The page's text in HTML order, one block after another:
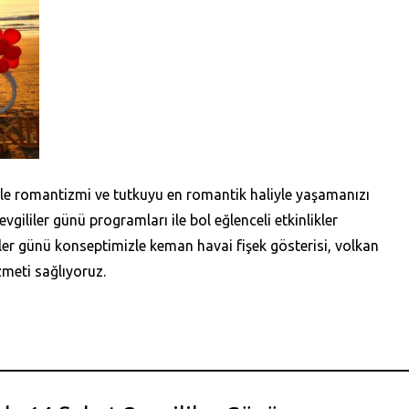
romantizmi ve tutkuyu en romantik haliyle yaşamanızı
günü programları ile bol eğlenceli etkinlikler
günü konseptimizle keman havai fişek gösterisi, volkan
sağlıyoruz.